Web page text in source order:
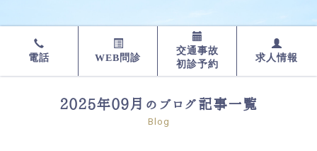
電話 WEB問診
交通事故
初診予約
求人情報
2025年09月のブログ記事一覧
Blog